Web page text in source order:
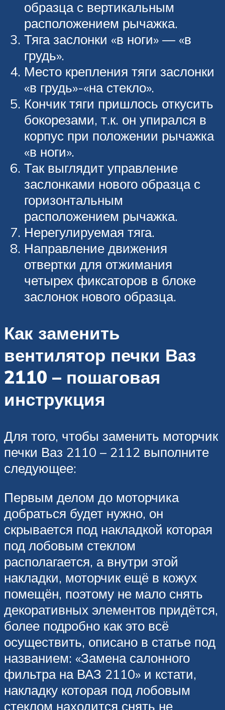
образца с вертикальным
расположением рычажка.
Тяга заслонки «в ноги» — «в
грудь».
Место крепления тяги заслонки
«в грудь»-«на стекло».
Кончик тяги пришлось откусить
бокорезами, т.к. он упирался в
корпус при положении рычажка
«в ноги».
Так выглядит управление
заслонками нового образца с
горизонтальным
расположением рычажка.
Нерегулируемая тяга.
Направление движения
отвертки для отжимания
четырех фиксаторов в блоке
заслонок нового образца.
Как заменить
вентилятор печки Ваз
2110 – пошаговая
инструкция
Для того, чтобы заменить моторчик
печки Ваз 2110 – 2112 выполните
следующее:
Первым делом до моторчика
добраться будет нужно, он
скрывается под накладкой которая
под лобовым стеклом
располагается, а внутри этой
накладки, моторчик ещё в кожух
помещён, поэтому не мало снять
декоративных элементов придётся,
более подробно как это всё
осуществить, описано в статье под
названием: «Замена салонного
фильтра на ВАЗ 2110» и кстати,
накладку которая под лобовым
стеклом находится снять не